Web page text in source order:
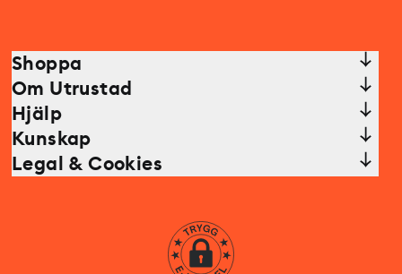
Shoppa
Om Utrustad
Hjälp
Kunskap
Legal & Cookies